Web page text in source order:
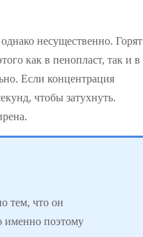
несущественно. Горят
как в пенопласт, так и в
Если концентрация
чтобы затухнуть.
тем, что он
именно поэтому